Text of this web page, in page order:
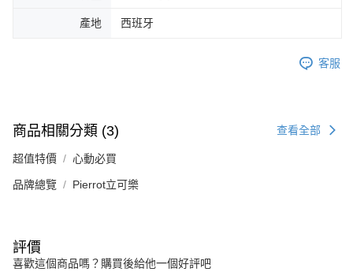
產地 西班牙
客服
商品相關分類 (3) 查看全部
超值特價 心動必買
品牌總覽 Pierrot立可樂
評價
喜歡這個商品嗎？購買後給他一個好評吧